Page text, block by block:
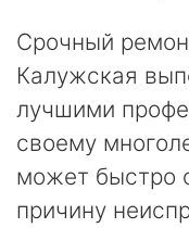
Срочный
Калужская
лучшими
своему
может быстро
причину